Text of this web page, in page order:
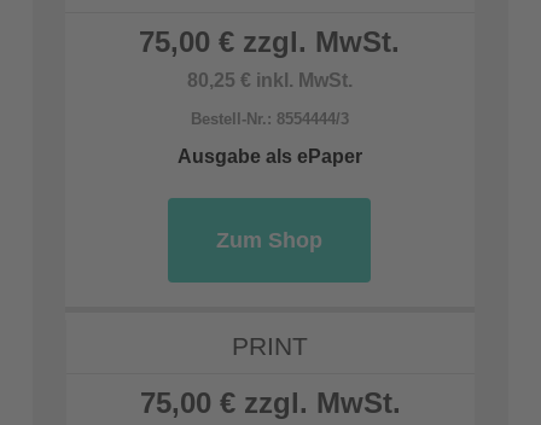
75,00 € zzgl. MwSt.
80,25 € inkl. MwSt.
Bestell-Nr.: 8554444/3
Ausgabe als ePaper
Zum Shop
PRINT
75,00 € zzgl. MwSt.